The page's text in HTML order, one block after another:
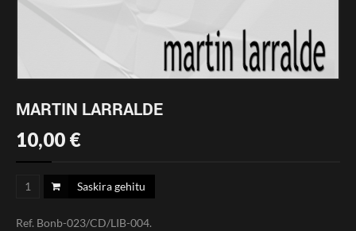
MARTIN LARRALDE
10,00 €
Saskira gehitu
Ref. Bonb-023/CD/LIB-004.